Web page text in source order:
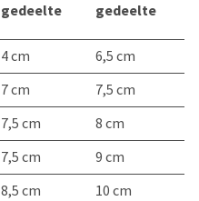
gedeelte
gedeelte
4 cm
6,5 cm
7 cm
7,5 cm
7,5 cm
8 cm
7,5 cm
9 cm
8,5 cm
10 cm